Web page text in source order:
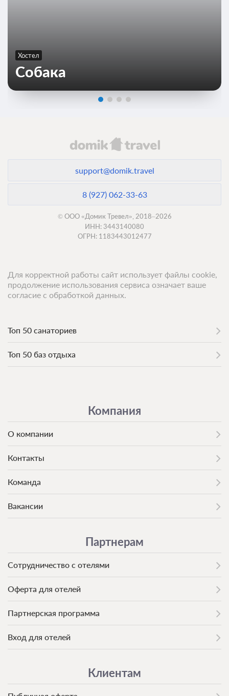
Хостел
Собака
support@domik.travel
8 (927) 062-33-63
© ООО «Домик Тревел», 2018–2026
ИНН: 3443140080
ОГРН: 1183443012477
Топ 50 санаториев
Топ 50 баз отдыха
Компания
О компании
Контакты
Команда
Вакансии
Партнерам
Сотрудничество с отелями
Оферта для отелей
Партнерская программа
Вход для отелей
Клиентам
Для корректной работы сайт использует файлы cookie,
продолжение использования сервиса означает ваше
согласие с обработкой данных.